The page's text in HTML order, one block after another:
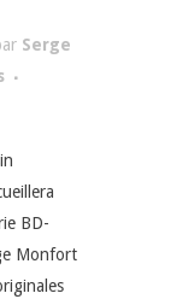
Serge
BD-
Monfort